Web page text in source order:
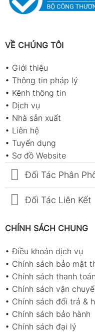
VỀ CHÚNG TÔI
• Giới thiệu
• Thông tin pháp lý
• Kênh thông tin
• Dịch vụ
• Nhà sản xuất
• Liên hệ
• Tuyển dụng
• Sơ đồ Website
Đối Tác Phân
Đối Tác Liên Kết
CHÍNH SÁCH CHUNG
•Điều khoản dịch vụ
• Chính sách bảo mật
• Chính sách thanh toán
• Chính sách vận
• Chính sách đổi trả &
• Chính sách bảo hành
• Chính sách đại lý